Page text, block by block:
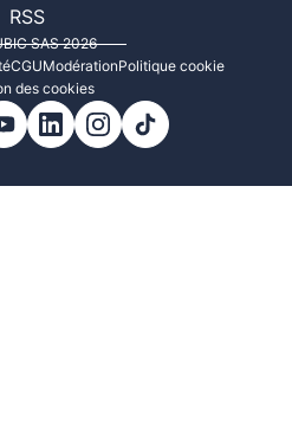
RSS
SAS 2026
CGUModérationPolitique cookie
des cookies